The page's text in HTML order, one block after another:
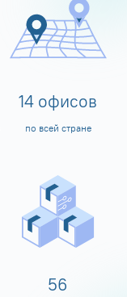
14 офисов
по всей стране
60